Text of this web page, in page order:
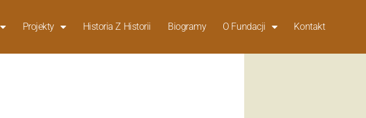
Projekty Historia Z Historii Biogramy O Fundacji Kontakt